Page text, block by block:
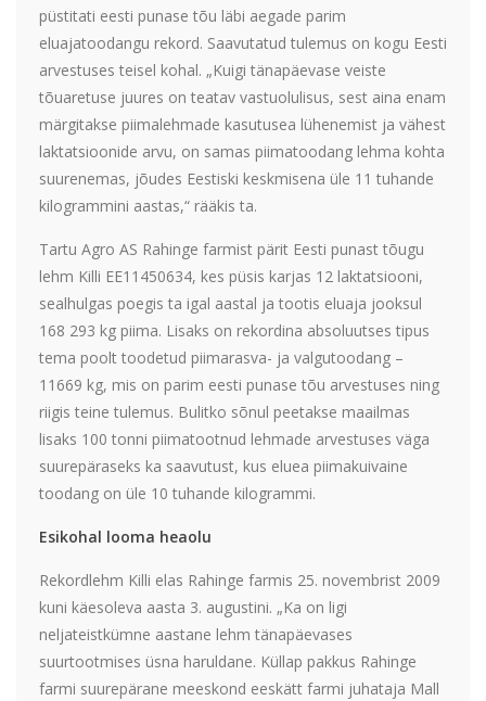
püstitati eesti punase tõu läbi aegade parim
eluajatoodangu rekord. Saavutatud tulemus on kogu Eesti
arvestuses teisel kohal. „Kuigi tänapäevase veiste
tõuaretuse juures on teatav vastuolulisus, sest aina enam
märgitakse piimalehmade kasutusea lühenemist ja vähest
laktatsioonide arvu, on samas piimatoodang lehma kohta
suurenemas, jõudes Eestiski keskmisena üle 11 tuhande
kilogrammini aastas,“ rääkis ta.
Tartu Agro AS Rahinge farmist pärit Eesti punast tõugu
lehm Killi EE11450634, kes püsis karjas 12 laktatsiooni,
sealhulgas poegis ta igal aastal ja tootis eluaja jooksul
168 293 kg piima. Lisaks on rekordina absoluutses tipus
tema poolt toodetud piimarasva- ja valgutoodang –
11669 kg, mis on parim eesti punase tõu arvestuses ning
riigis teine tulemus. Bulitko sõnul peetakse maailmas
lisaks 100 tonni piimatootnud lehmade arvestuses väga
suurepäraseks ka saavutust, kus eluea piimakuivaine
toodang on üle 10 tuhande kilogrammi.
Esikohal looma heaolu
Rekordlehm Killi elas Rahinge farmis 25. novembrist 2009
kuni käesoleva aasta 3. augustini. „Ka on ligi
neljateistkümne aastane lehm tänapäevases
suurtootmises üsna haruldane. Küllap pakkus Rahinge
farmi suurepärane meeskond eeskätt farmi juhataja Mall